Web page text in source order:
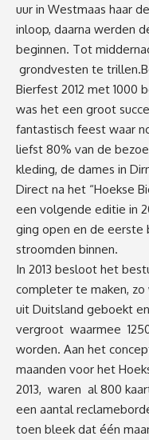
uur in Westmaas haar
inloop, daarna werden
beginnen. Tot
grondvesten te
Bierfest 2012 met 1000
was het een groot
fantastisch feest waar
liefst 80% van de
kleding, de dames in
Direct na het “Hoekse
een volgende editie in
ging open en de eerste
stroomden binnen.
In 2013 besloot het
completer te maken,
uit Duitsland geboekt
vergroot waarmee
worden. Aan het
maanden voor het
2013, waren al 800
een aantal
toen bleek dat één